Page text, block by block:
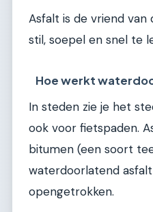
Asfalt is de vriend van
stil, soepel en snel te
Hoe werkt
In steden zie je het
ook voor fietspaden.
bitumen (een soort
waterdoorlatend
opengetrokken.